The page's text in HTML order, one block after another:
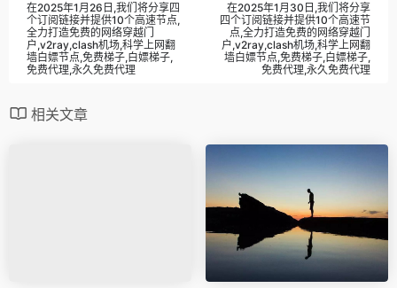
在2025年1月26日,我们将分享四
个订阅链接并提供10个高速节点,
全力打造免费的网络穿越门
户,v2ray,clash机场,科学上网翻
墙白嫖节点,免费梯子,白嫖梯子,
免费代理,永久免费代理
在2025年1月30日,我们将分享
四个订阅链接并提供10个高速节
点,全力打造免费的网络穿越门
户,v2ray,clash机场,科学上网翻
墙白嫖节点,免费梯子,白嫖梯子,
免费代理,永久免费代理
相关文章